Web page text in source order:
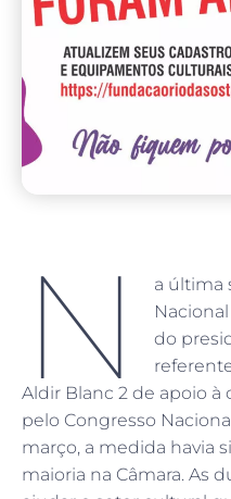
N
a última
do
Aldir Blanc 2 de apoio
pelo Congresso
março, a medida havia
maioria na Câmara. As